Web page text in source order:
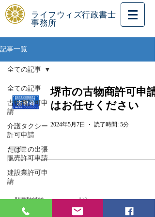
ライフウィズ行政書士
事務所
記事一覧
全ての記事
古物商許可申
請
介護タクシー
許可申請
たばこの出張
販売許可申請
建設業許可申
請
全ての記事
堺市の古物商許可申請
はお任せください
2024年5月7日 読了時間: 5分
日本行政書士会連合会
大阪府行政書士会堺支部
日本行政書士政治連盟
リンク